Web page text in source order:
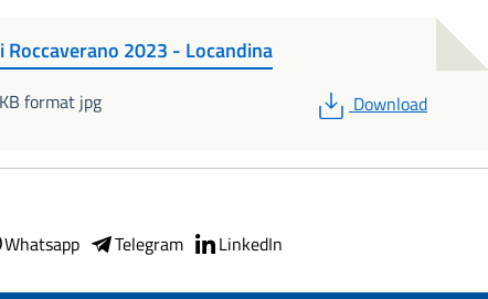
Roccaverano 2023 - Locandina
format jpg PDF
Download
Whatsapp Telegram LinkedIn